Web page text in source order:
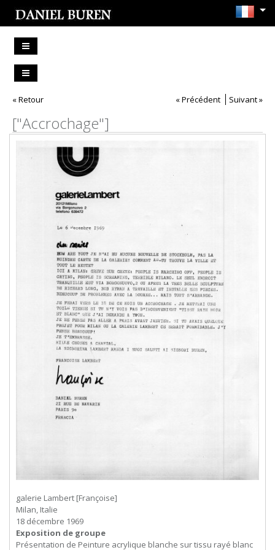
« Retour « Précédent Suivant »
["Accrochage"]
galerie Lambert [Françoise]
Milan, Italie
18 décembre 1969
Exposition de groupe
Présentation de Peinture acrylique blanche sur tissu rayé blanc